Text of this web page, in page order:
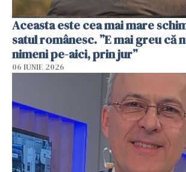
Aceasta este cea mai mare
satul românesc. ”E mai greu că
nimeni pe-aici, prin jur”
06 IUNIE 2026